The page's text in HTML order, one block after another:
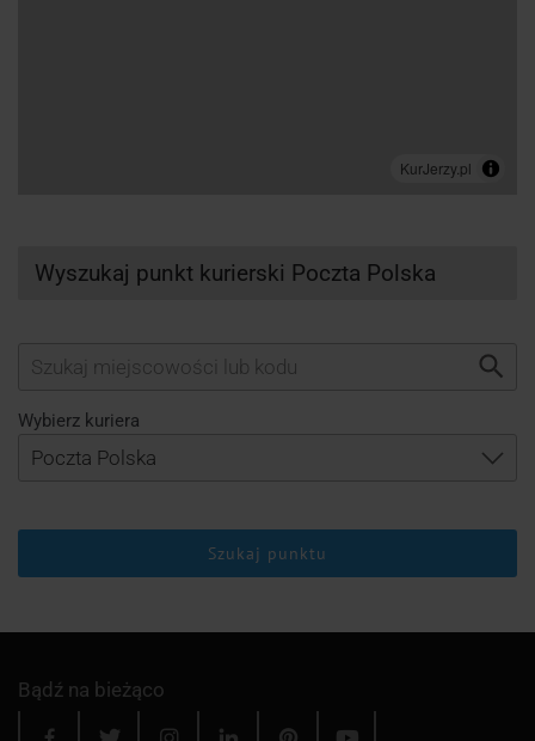
Wyszukaj punkt kurierski Poczta Polska
Wybierz kuriera
Szukaj punktu
Bądź na bieżąco